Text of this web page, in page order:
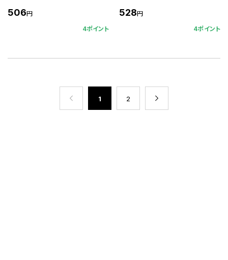
506円
4ポイント
528円
4ポイント
1 2